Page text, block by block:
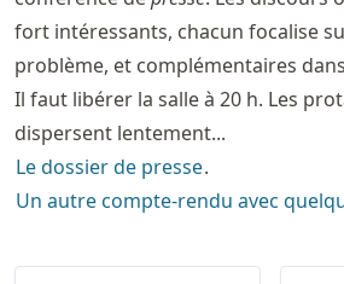
fort intéressants, chacun focalise
problème, et complémentaires
Il faut libérer la salle à 20 h. Les
dispersent lentement...
Le dossier de presse.
Un autre compte-rendu avec